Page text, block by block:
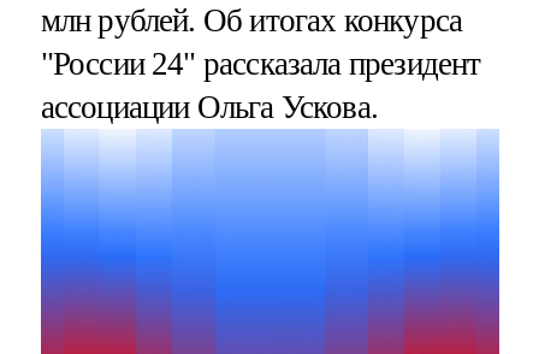
млн рублей. Об итогах конкурса
"России 24" рассказала президент
ассоциации Ольга Ускова.